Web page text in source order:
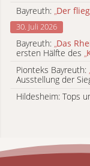
Bayreuth: Der
30. Juli 2026
Bayreuth: Das
ersten Hälfte des
Pionteks Bayreuth:
Ausstellung der
Hildesheim: Tops